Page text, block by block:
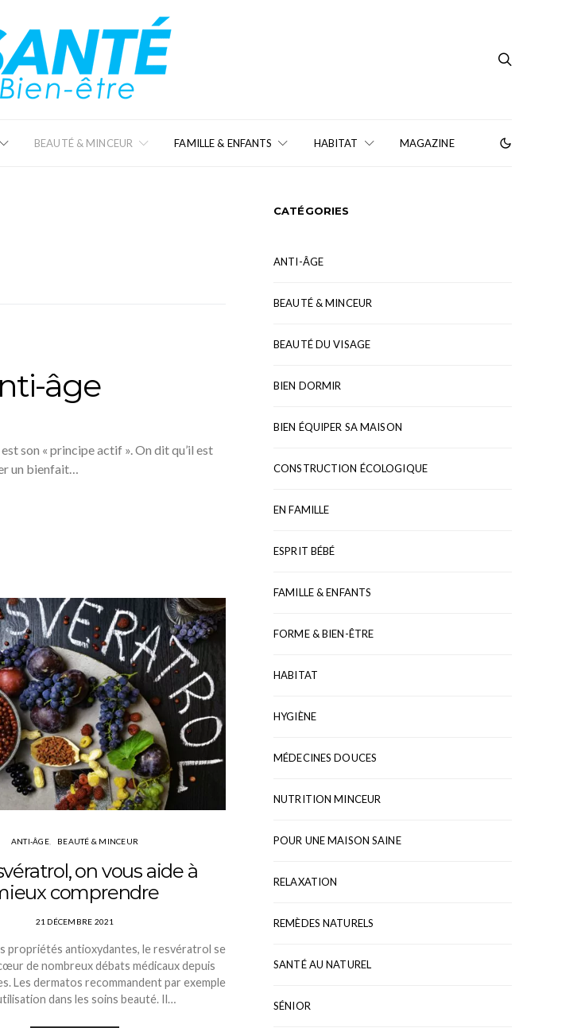
BEAUTÉ & MINCEUR FAMILLE & ENFANTS HABITAT MAGAZINE
âge
son « principe actif ». On dit qu’il est
un bienfait…
ANTI-ÂGE BEAUTÉ & MINCEUR
on vous aide à
comprendre
21 DÉCEMBRE 2021
propriétés antioxydantes, le resvératrol se
de nombreux débats médicaux depuis
Les dermatos recommandent par exemple
dans les soins beauté. Il…
CATÉGORIES
ANTI-ÂGE
BEAUTÉ & MINCEUR
BEAUTÉ DU VISAGE
BIEN DORMIR
BIEN ÉQUIPER SA MAISON
CONSTRUCTION ÉCOLOGIQUE
EN FAMILLE
ESPRIT BÉBÉ
FAMILLE & ENFANTS
FORME & BIEN-ÊTRE
HABITAT
HYGIÈNE
MÉDECINES DOUCES
NUTRITION MINCEUR
POUR UNE MAISON SAINE
RELAXATION
REMÈDES NATURELS
SANTÉ AU NATUREL
SÉNIOR